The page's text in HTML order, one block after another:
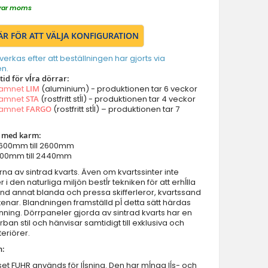
Dörrar med två panel
Dörrar med överljus
Dörrar med vänster sidoljus
Dörrar med vänster sidoljus & överljus
Dörrar med höger sidoljus & överljus
Parytterdörrar med vänster & höger sidoljus
Parytterdörrar med överljus
Parytterdörrar med vänster höger sidoljus & överljus
Dörrtillbehör
moms
FÖR ATT VÄLJA KONFIGURATION
efter att beställningen har gjorts via
för vĺra dörrar:
LIM (aluminium) - produktionen tar 6 veckor
STA (rostfritt stĺl) - produktionen tar 4 veckor
FARGO (rostfritt stĺl) – produktionen tar 7
karm:
till 2600mm
till 2440mm
av sintrad kvarts. Även om kvartssinter inte
i den naturliga miljön bestĺr tekniken för att erhĺlla
annat blanda och pressa skifferleror, kvartssand
Blandningen framställd pĺ detta sätt härdas
Dörrpaneler gjorda av sintrad kvarts har en
stil och hänvisar samtidigt till exklusiva och
FUHR används för lĺsning. Den har mĺnga lĺs- och